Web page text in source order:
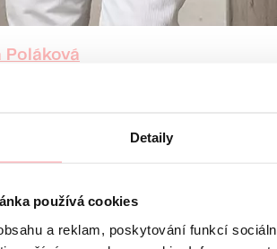
Detaily
používá cookies
a reklam, poskytování funkcí
Poláková